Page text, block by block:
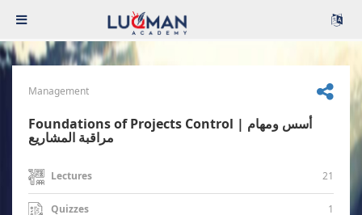
Management
Foundations of Projects Control | أسس ومهام
مراقبة المشاريع
Lectures 21
Quizzes 1